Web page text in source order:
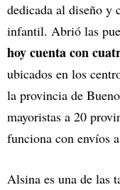
dedicada al diseño y
infantil. Abrió las
hoy cuenta con
ubicados en los
la provincia de
mayoristas a 20
funciona con envíos
Alsina es una de las